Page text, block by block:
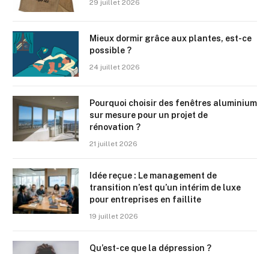
29 juillet 2026
Mieux dormir grâce aux plantes, est-ce
possible ?
24 juillet 2026
Pourquoi choisir des fenêtres aluminium
sur mesure pour un projet de
rénovation ?
21 juillet 2026
Idée reçue : Le management de
transition n’est qu’un intérim de luxe
pour entreprises en faillite
19 juillet 2026
Qu’est-ce que la dépression ?